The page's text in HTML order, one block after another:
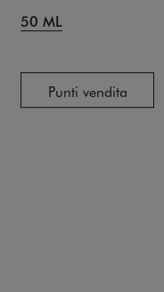
50 ML
Punti vendita